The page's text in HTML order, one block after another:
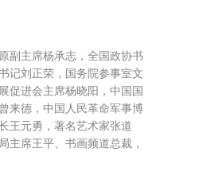
副主席杨承志，全国政协书
记刘正荣，国务院参事室文
促进会主席杨晓阳，中国国
来德，中国人民革命军事博
王元勇，著名艺术家张道
主席王平、书画频道总裁，